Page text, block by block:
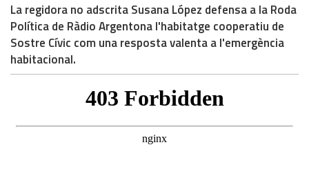
La regidora no adscrita Susana López defensa a la Roda
Política de Ràdio Argentona l'habitatge cooperatiu de
Sostre Cívic com una resposta valenta a l'emergència
habitacional.